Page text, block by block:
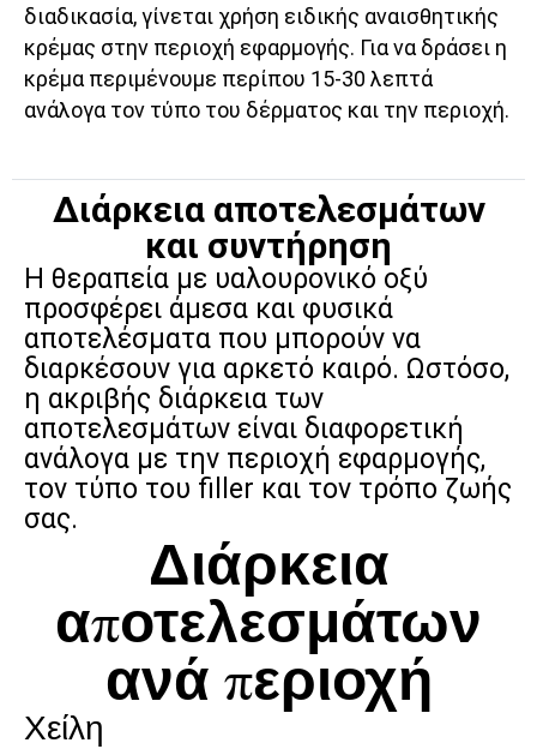
διαδικασία, γίνεται χρήση ειδικής αναισθητικής
κρέμας στην περιοχή εφαρμογής. Για να δράσει η
κρέμα περιμένουμε περίπου 15-30 λεπτά
ανάλογα τον τύπο του δέρματος και την περιοχή.
Διάρκεια αποτελεσμάτων
και συντήρηση
Η θεραπεία με υαλουρονικό οξύ
προσφέρει άμεσα και φυσικά
αποτελέσματα που μπορούν να
διαρκέσουν για αρκετό καιρό. Ωστόσο,
η ακριβής διάρκεια των
αποτελεσμάτων είναι διαφορετική
ανάλογα με την περιοχή εφαρμογής,
τον τύπο του filler και τον τρόπο ζωής
σας.
Διάρκεια
αποτελεσμάτων
ανά περιοχή
Χείλη